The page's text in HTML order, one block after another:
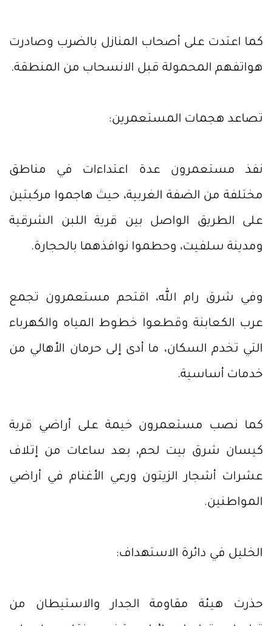
كما اعتدت على أصحاب المنازل بالضرب وصادرت
هواتفهم المحمولة قبل الانسحاب من المنطقة.
تصاعد هجمات المستعمرين:
نفذ مستعمرون عدة اعتداءات في مناطق
مختلفة من الضفة الغربية، حيث هاجموا مركبتين
على الطريق الواصل بين قرية اللبن الشرقية
ومدينة سلفيت، وحطموا نوافذهما بالحجارة.
وفي شرق رام الله، اقتحم مستعمرون تجمع
عرب الكعابنة وقطعوا خطوط المياه والكهرباء
التي تخدم السكان، ما أدى إلى حرمان الأهالي من
خدمات أساسية.
كما نصب مستعمرون خيمة على أراضي قرية
كيسان شرق بيت لحم، بعد ساعات من إتلاف
عشرات أشجار الزيتون ورعي الأغنام في أراضي
المواطنين.
الخليل في دائرة الاستهداف:
حذرت هيئة مقاومة الجدار والاستيطان من